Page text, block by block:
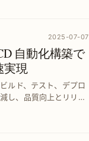
2025-07-07
自動化構築で
実現
ルド、テスト、デプロ
し、品質向上とリリー